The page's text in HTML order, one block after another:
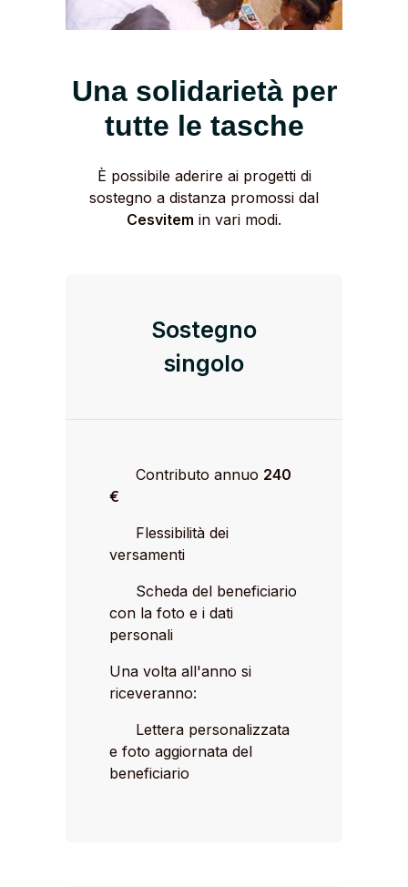
Una solidarietà per
tutte le tasche
È possibile aderire ai progetti di
sostegno a distanza promossi dal
Cesvitem in vari modi.
Sostegno
singolo
Contributo annuo 240
€
Flessibilità dei
versamenti
Scheda del beneficiario
con la foto e i dati
personali
Una volta all'anno si
riceveranno:
Lettera personalizzata
e foto aggiornata del
beneficiario